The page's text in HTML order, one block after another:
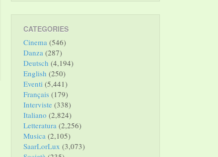
CATEGORIES
Cinema (546)
Danza (287)
Deutsch (4,194)
English (250)
Eventi (5,441)
Français (179)
Interviste (338)
Italiano (2,824)
Letteratura (2,256)
Musica (2,105)
SaarLorLux (3,073)